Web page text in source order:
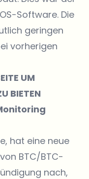
Software. Die
geringen
vorherigen
UM
BIETEN
hat eine neue
BTC/BTC-
nach,